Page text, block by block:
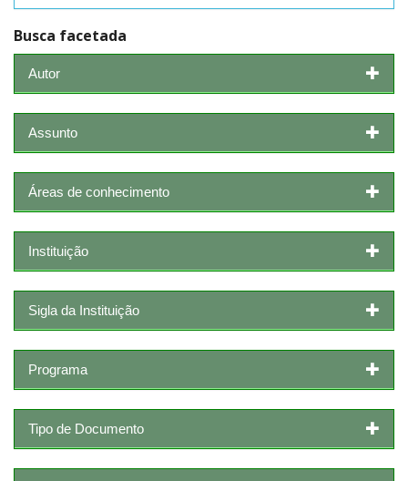
Busca facetada
Autor
Assunto
Áreas de conhecimento
Instituição
Sigla da Instituição
Programa
Tipo de Documento